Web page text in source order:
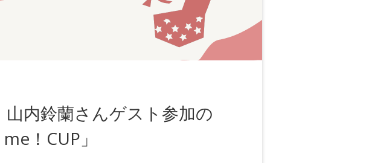
山内鈴蘭さんゲスト参加の
！CUP」